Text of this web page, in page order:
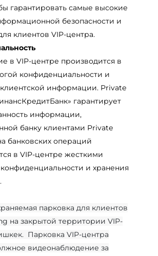
гарантировать самые высокие
безопасности и
клиентов VIP-центра.
в VIP-центре производится в
конфиденциальности и
информации. Private
гарантирует
информации,
банку клиентами Private
банковских операций
в VIP-центре жесткими
и хранения
парковка для клиентов
на закрытой территории VIP-
Парковка VIP-центра
видеонаблюдение за